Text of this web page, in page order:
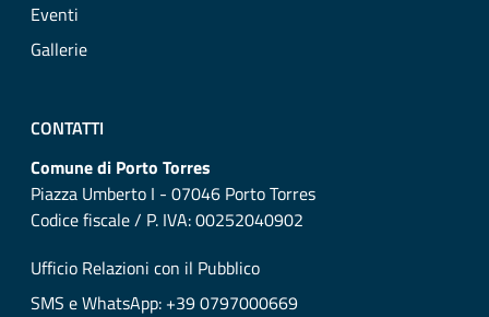
Eventi
Gallerie
CONTATTI
Comune di Porto Torres
Piazza Umberto I - 07046 Porto Torres
Codice fiscale / P. IVA: 00252040902
Ufficio Relazioni con il Pubblico
SMS e WhatsApp: +39 0797000669